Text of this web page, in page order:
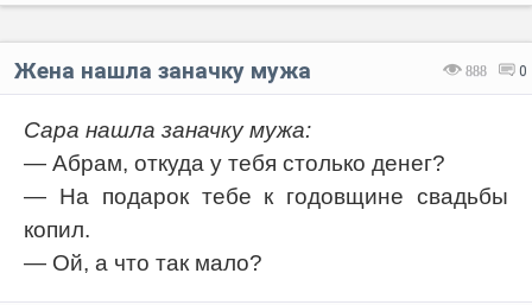
888 0
Жена нашла заначку мужа
Сара нашла заначку мужа:
— Абрам, откуда у тебя столько денег?
— На подарок тебе к годовщине свадьбы
копил.
— Ой, а что так мало?